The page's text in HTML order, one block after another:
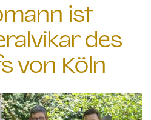
ist
des
von Köln